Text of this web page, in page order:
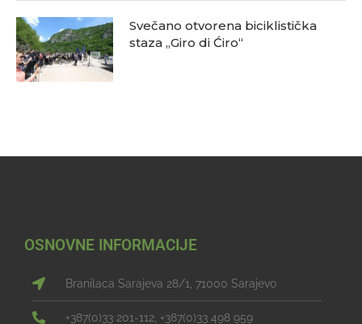
Svečano otvorena biciklistička
staza „Giro di Ćiro“
OSNOVNE INFORMACIJE
Branilaca Sarajeva 28/1, 71000 Sarajevo
+387(0)33 201-112, +387(0)33 498 959